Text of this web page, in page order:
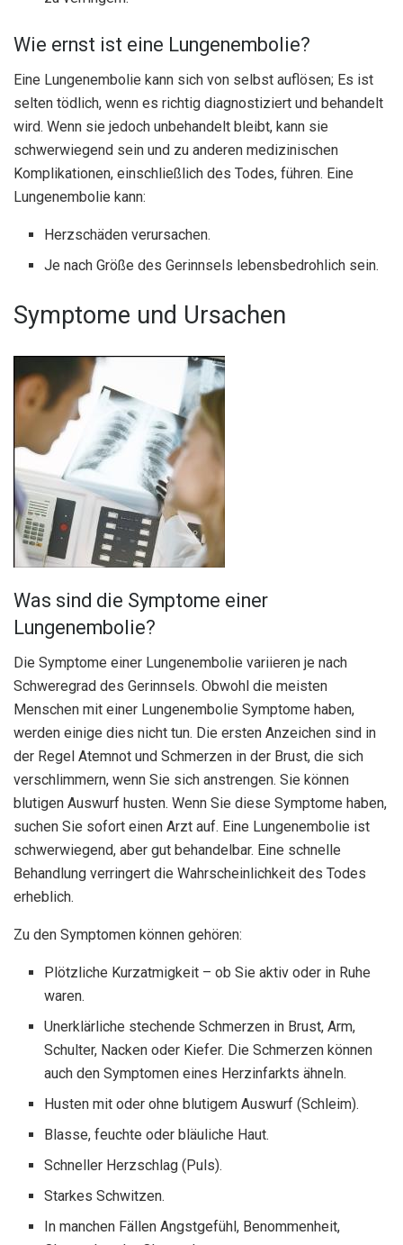
Wie ernst ist eine Lungenembolie?
Eine Lungenembolie kann sich von selbst auflösen; Es ist
selten tödlich, wenn es richtig diagnostiziert und behandelt
wird. Wenn sie jedoch unbehandelt bleibt, kann sie
schwerwiegend sein und zu anderen medizinischen
Komplikationen, einschließlich des Todes, führen. Eine
Lungenembolie kann:
Herzschäden verursachen.
Je nach Größe des Gerinnsels lebensbedrohlich sein.
Symptome und Ursachen
Was sind die Symptome einer
Lungenembolie?
Die Symptome einer Lungenembolie variieren je nach
Schweregrad des Gerinnsels. Obwohl die meisten
Menschen mit einer Lungenembolie Symptome haben,
werden einige dies nicht tun. Die ersten Anzeichen sind in
der Regel Atemnot und Schmerzen in der Brust, die sich
verschlimmern, wenn Sie sich anstrengen. Sie können
blutigen Auswurf husten. Wenn Sie diese Symptome haben,
suchen Sie sofort einen Arzt auf. Eine Lungenembolie ist
schwerwiegend, aber gut behandelbar. Eine schnelle
Behandlung verringert die Wahrscheinlichkeit des Todes
erheblich.
Zu den Symptomen können gehören:
Plötzliche Kurzatmigkeit – ob Sie aktiv oder in Ruhe
waren.
Unerklärliche stechende Schmerzen in Brust, Arm,
Schulter, Nacken oder Kiefer. Die Schmerzen können
auch den Symptomen eines Herzinfarkts ähneln.
Husten mit oder ohne blutigem Auswurf (Schleim).
Blasse, feuchte oder bläuliche Haut.
Schneller Herzschlag (Puls).
Starkes Schwitzen.
In manchen Fällen Angstgefühl, Benommenheit,